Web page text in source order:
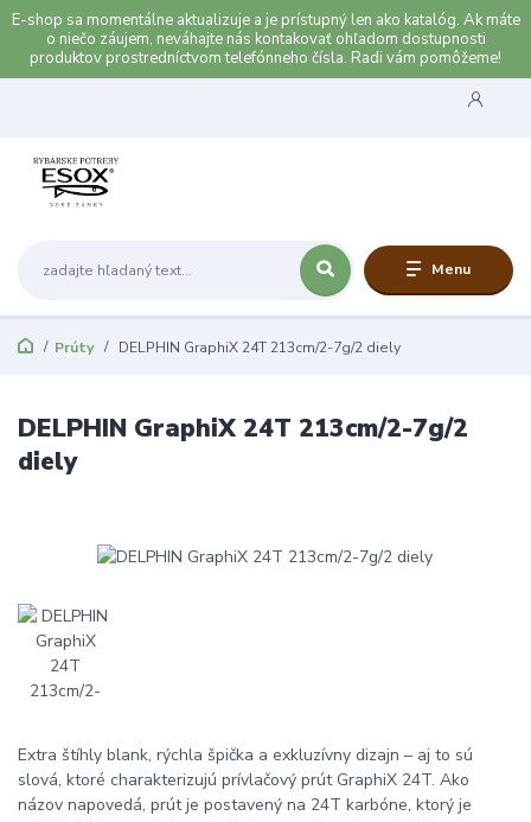
E-shop sa momentálne aktualizuje a je prístupný len ako katalóg. Ak máte
o niečo záujem, neváhajte nás kontakovať ohľadom dostupnosti
produktov prostredníctvom telefónneho čísla. Radi vám pomôžeme!
Menu
Prúty DELPHIN GraphiX 24T 213cm/2-7g/2 diely
DELPHIN GraphiX 24T 213cm/2-7g/2
diely
Extra štíhly blank, rýchla špička a exkluzívny dizajn – aj to sú
slová, ktoré charakterizujú prívlačový prút GraphiX 24T. Ako
názov napovedá, prút je postavený na 24T karbóne, ktorý je